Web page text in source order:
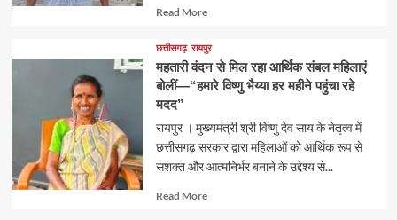
Read MoreRead
about
छत्तीसगढ़ रायपुर
महतारी वंदन से मिल रहा आर्थिक संबल महिलाएं
बोलीं—“हमारे विष्णु भैय्या हर महीने पहुंचा रहे
मदद”
रायपुर । मुख्यमंत्री श्री विष्णु देव साय के नेतृत्व में
छत्तीसगढ़ सरकार द्वारा महिलाओं को आर्थिक रूप से
सशक्त और आत्मनिर्भर बनाने के उद्देश्य से...
Read MoreRead